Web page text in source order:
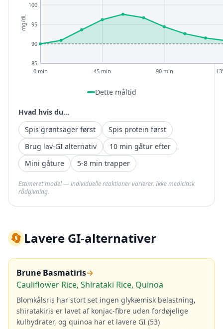
85
90
95
100
0 min 45 min 90 min
mg/dL
Dette måltid
Hvad hvis du...
Spis grøntsager først
Spis protein først
Brug lav-GI alternativ
10 min gåtur efter
Mini gåture
5-8 min trapper
Estimeret model — individuelle reaktioner varierer. Ikke medicinsk
rådgivning.
🔄Lavere GI-alternativer
Brune Basmatiris→
Cauliflower Rice, Shirataki Rice, Quinoa
Blomkålsris har stort set ingen glykæmisk belastning,
shiratakiris er lavet af konjac-fibre uden fordøjelige
kulhydrater, og quinoa har et lavere GI (53)